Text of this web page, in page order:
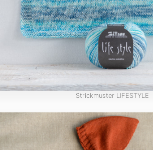
Strickmuster LIFESTYLE